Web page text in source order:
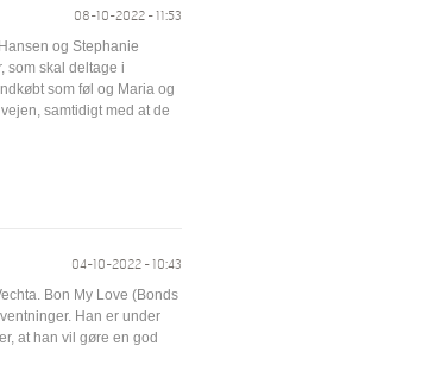
08-10-2022 - 11:53
og Stephanie
som skal deltage i
som føl og Maria og
samtidigt med at de
04-10-2022 - 10:43
Bon My Love (Bonds
Han er under
at han vil gøre en god